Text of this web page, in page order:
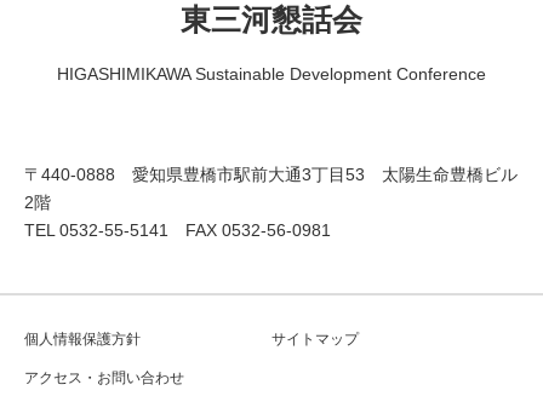
東三河懇話会
HIGASHIMIKAWA Sustainable Development Conference
〒440-0888 愛知県豊橋市駅前大通3丁目53 太陽生命豊橋ビル
2階
TEL 0532-55-5141 FAX 0532-56-0981
個人情報保護方針 サイトマップ
アクセス・お問い合わせ